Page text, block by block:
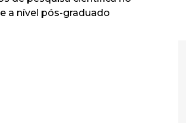
a nível pós-graduado